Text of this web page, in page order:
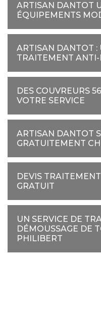
ARTISAN DANTOT
ÉQUIPEMENTS
ARTISAN DANTOT :
TRAITEMENT ANTI-
DES COUVREURS
VOTRE SERVICE
ARTISAN DANTOT
GRATUITEMENT
DEVIS
GRATUIT
UN SERVICE DE
DÉMOUSSAGE DE
PHILIBERT